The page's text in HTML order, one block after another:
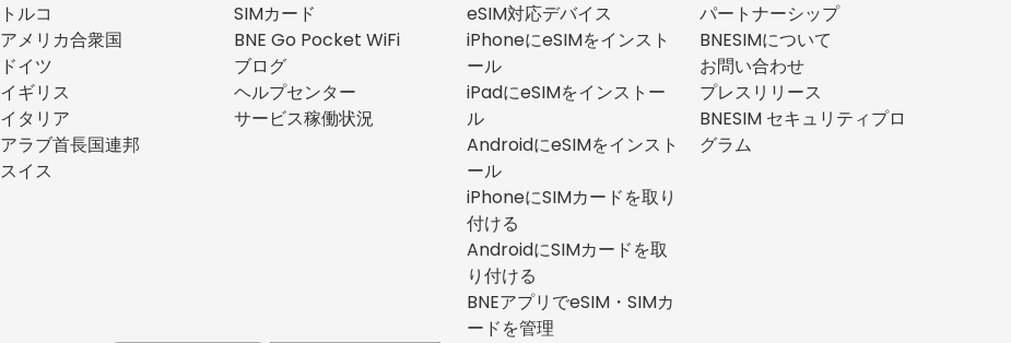
トルコ
アメリカ合衆国
ドイツ
イギリス
イタリア
アラブ首長国連邦
スイス
SIMカード
BNE Go Pocket WiFi
ブログ
ヘルプセンター
サービス稼働状況
eSIM対応デバイス
iPhoneにeSIMをインスト
ール
iPadにeSIMをインストー
ル
AndroidにeSIMをインスト
ール
iPhoneにSIMカードを取り
付ける
AndroidにSIMカードを取
り付ける
BNEアプリでeSIM・SIMカ
ードを管理
パートナーシップ
BNESIMについて
お問い合わせ
プレスリリース
BNESIM セキュリティプロ
グラム